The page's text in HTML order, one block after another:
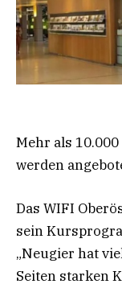
Mehr als
werden
Das WIFI
sein
„Neugier hat
Seiten starken